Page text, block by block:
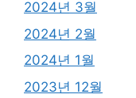
2024년 3월
2024년 2월
2024년 1월
2023년 12월